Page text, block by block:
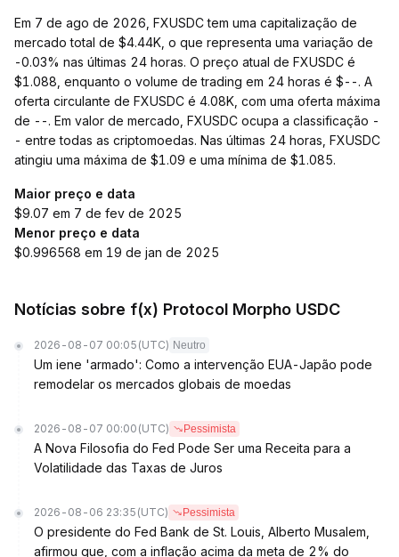
Em 7 de ago de 2026, FXUSDC tem uma capitalização de
mercado total de $4.44K, o que representa uma variação de
-0.03% nas últimas 24 horas. O preço atual de FXUSDC é
$1.088, enquanto o volume de trading em 24 horas é $--. A
oferta circulante de FXUSDC é 4.08K, com uma oferta máxima
de --. Em valor de mercado, FXUSDC ocupa a classificação -
- entre todas as criptomoedas. Nas últimas 24 horas, FXUSDC
atingiu uma máxima de $1.09 e uma mínima de $1.085.
Maior preço e data
$9.07 em 7 de fev de 2025
Menor preço e data
$0.996568 em 19 de jan de 2025
Notícias sobre f(x) Protocol Morpho USDC
2026-08-07 00:05 (UTC) Neutro
Um iene 'armado': Como a intervenção EUA-Japão pode
remodelar os mercados globais de moedas
2026-08-07 00:00 (UTC) Pessimista
A Nova Filosofia do Fed Pode Ser uma Receita para a
Volatilidade das Taxas de Juros
2026-08-06 23:35 (UTC) Pessimista
O presidente do Fed Bank de St. Louis, Alberto Musalem,
afirmou que, com a inflação acima da meta de 2% do